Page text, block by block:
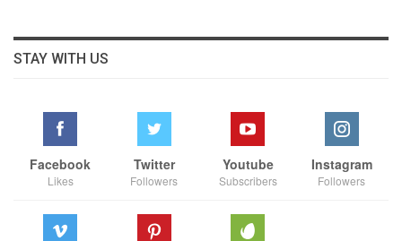
STAY WITH US
Facebook
Likes
Twitter
Followers
Youtube
Subscribers
Instagram
Followers